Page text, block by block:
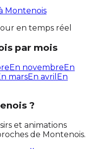
Montenois
en temps réel
par mois
En novembreEn
marsEn avril En
?
et animations
de Montenois.